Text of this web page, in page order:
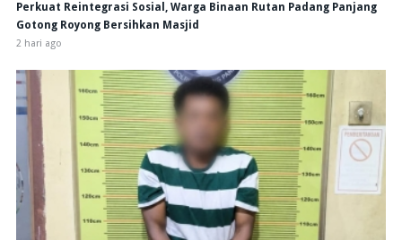
Perkuat Reintegrasi Sosial, Warga Binaan Rutan Padang Panjang
Gotong Royong Bersihkan Masjid
2 hari ago